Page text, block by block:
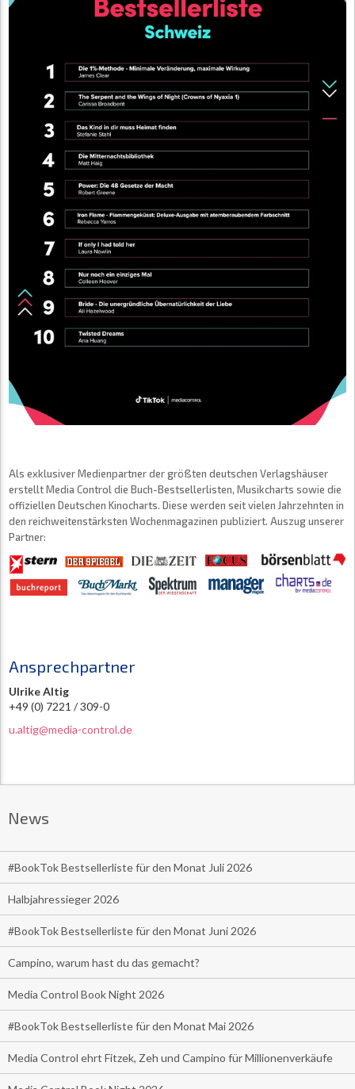
Als exklusiver Medienpartner der größten deutschen Verlagshäuser
erstellt Media Control die Buch-Bestsellerlisten, Musikcharts sowie die
offiziellen Deutschen Kinocharts. Diese werden seit vielen Jahrzehnten in
den reichweitenstärksten Wochenmagazinen publiziert. Auszug unserer
Partner:
Ansprechpartner
Ulrike Altig
+49 (0) 7221 / 309-0
u.altig@media-control.de
News
#BookTok Bestsellerliste für den Monat Juli 2026
Halbjahressieger 2026
#BookTok Bestsellerliste für den Monat Juni 2026
Campino, warum hast du das gemacht?
Media Control Book Night 2026
#BookTok Bestsellerliste für den Monat Mai 2026
Media Control ehrt Fitzek, Zeh und Campino für Millionenverkäufe